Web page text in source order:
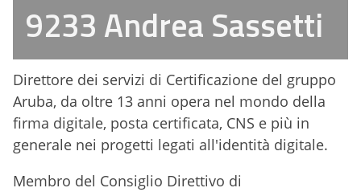
9233 Andrea Sassetti
Direttore dei servizi di Certificazione del gruppo
Aruba, da oltre 13 anni opera nel mondo della
firma digitale, posta certificata, CNS e più in
generale nei progetti legati all'identità digitale.
Membro del Consiglio Direttivo di